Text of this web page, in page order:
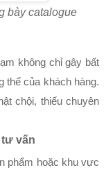
bày catalogue
không chỉ gây bất
thể của khách hàng.
chội, thiếu chuyên
vấn
phẩm hoặc khu vực